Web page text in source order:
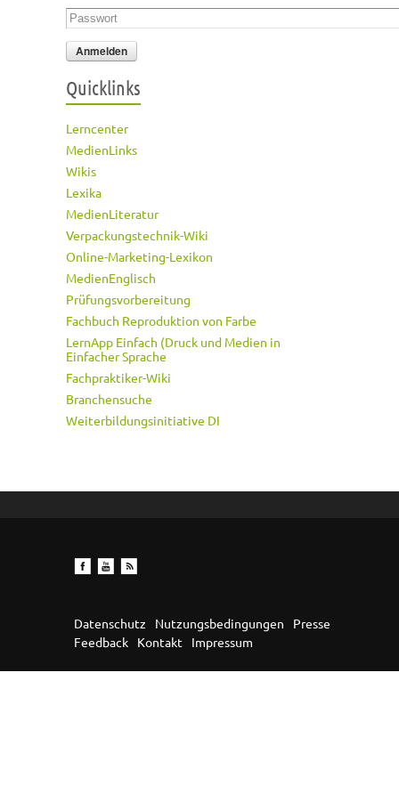
Passwort
Quicklinks
Lerncenter
MedienLinks
Wikis
Lexika
MedienLiteratur
Verpackungstechnik-Wiki
Online-Marketing-Lexikon
MedienEnglisch
Prüfungsvorbereitung
Fachbuch Reproduktion von Farbe
LernApp Einfach (Druck und Medien in
Einfacher Sprache
Fachpraktiker-Wiki
Branchensuche
Weiterbildungsinitiative DI
Datenschutz Nutzungsbedingungen
Presse
Feedback
Kontakt Impressum